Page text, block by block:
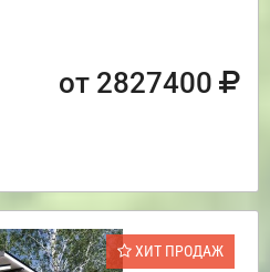
от 2827400
ХИТ ПРОДАЖ